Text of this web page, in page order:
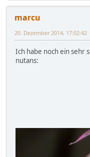
marcu
20. Dezember 2014, 17:02:42
Ich habe noch ein sehr
nutans: